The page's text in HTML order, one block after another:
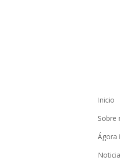
Inicio
Sobre
Ágora